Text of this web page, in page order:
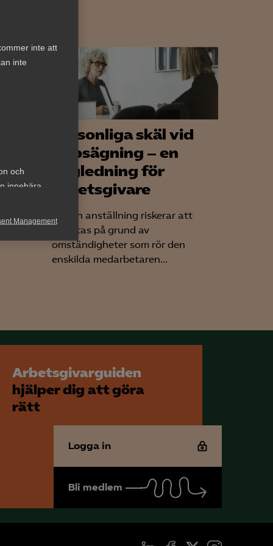
inte att
inte
och
innebära
Management
Personliga skäl vid
uppsägning – en
vägledning för
arbetsgivare
När en anställning riskerar att
avslutas på grund av
omständigheter som rör den
enskilda medarbetaren...
Arbetsgivarguiden
hjälper dig att göra
rätt
Logga in
Bli medlem